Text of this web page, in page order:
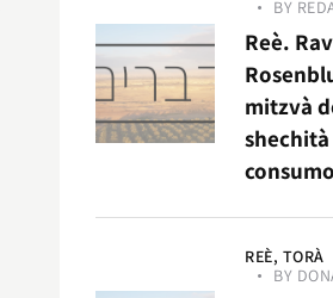
BY
Reè.
mitzvà
REÈ, TORÀ
BY